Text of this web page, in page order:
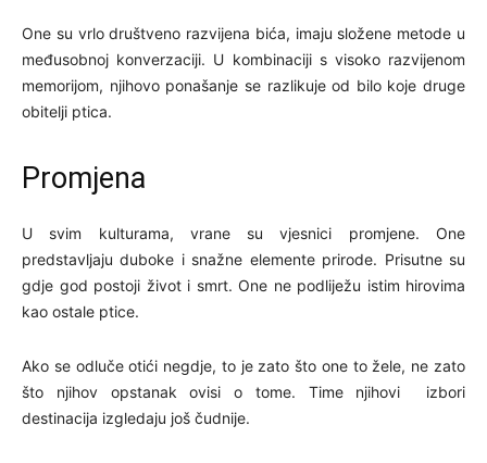
One su vrlo društveno razvijena bića, imaju složene metode u
međusobnoj konverzaciji. U kombinaciji s visoko razvijenom
memorijom, njihovo ponašanje se razlikuje od bilo koje druge
obitelji ptica.
Promjena
U svim kulturama, vrane su vjesnici promjene. One
predstavljaju duboke i snažne elemente prirode. Prisutne su
gdje god postoji život i smrt. One ne podliježu istim hirovima
kao ostale ptice.
Ako se odluče otići negdje, to je zato što one to žele, ne zato
što njihov opstanak ovisi o tome. Time njihovi izbori
destinacija izgledaju još čudnije.